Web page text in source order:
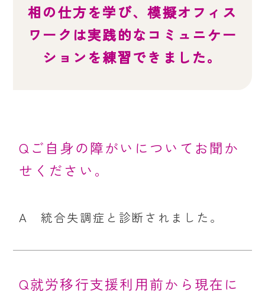
相の仕方を学び、模擬オフィス
ワークは実践的なコミュニケー
ションを練習できました。
Qご自身の障がいについてお聞か
せください。
A 統合失調症と診断されました。
Q就労移行支援利用前から現在に